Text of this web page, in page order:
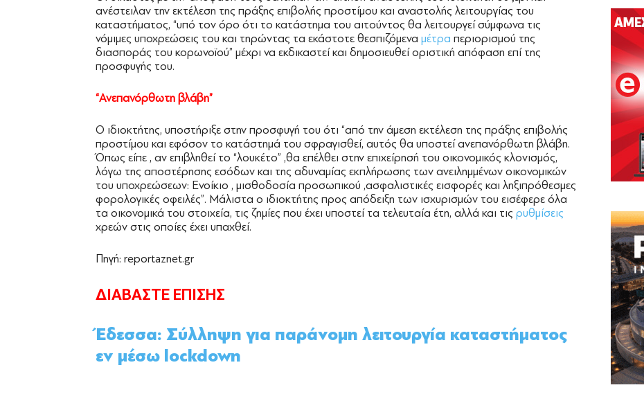
ανέστειλαν την εκτέλεση της πράξης επιβολής προστίμου και αναστολής λειτουργίας του
καταστήματος, “υπό τον όρο ότι το κατάστημα του αιτούντος θα λειτουργεί σύμφωνα τις
νόμιμες υποχρεώσεις του και τηρώντας τα εκάστοτε θεσπιζόμενα μέτρα περιορισμού της
διασποράς του κορωνοϊού” μέχρι να εκδικαστεί και δημοσιευθεί οριστική απόφαση επί της
προσφυγής του.
“Ανεπανόρθωτη βλάβη”
Ο ιδιοκτήτης, υποστήριξε στην προσφυγή του ότι “από την άμεση εκτέλεση της πράξης επιβολής
προστίμου και εφόσον το κατάστημά του σφραγισθεί, αυτός θα υποστεί ανεπανόρθωτη βλάβη.
Όπως είπε , αν επιβληθεί το “λουκέτο” ,θα επέλθει στην επιχείρησή του οικονομικός κλονισμός,
λόγω της αποστέρησης εσόδων και της αδυναμίας εκπλήρωσης των ανειλημμένων οικονομικών
του υποχρεώσεων: Ενοίκιο , μισθοδοσία προσωπικού ,ασφαλιστικές εισφορές και ληξιπρόθεσμες
φορολογικές οφειλές”. Μάλιστα ο ιδιοκτήτης προς απόδειξη των ισχυρισμών του εισέφερε όλα
τα οικονομικά του στοιχεία, τις ζημίες που έχει υποστεί τα τελευταία έτη, αλλά και τις ρυθμίσεις
χρεών στις οποίες έχει υπαχθεί.
Πηγή: reportaznet.gr
ΔΙΑΒΑΣΤΕ ΕΠΙΣΗΣ
Έδεσσα: Σύλληψη για παράνομη λειτουργία καταστήματος
εν μέσω lockdown